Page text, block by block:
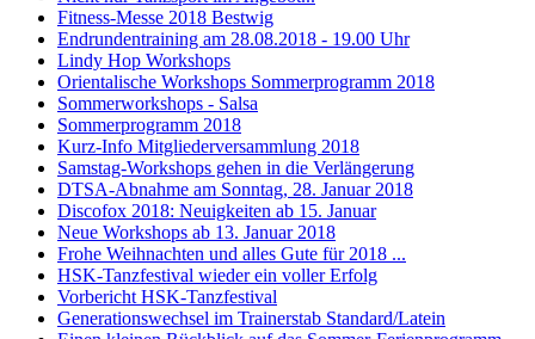
Fitness-Messe 2018 Bestwig
Endrundentraining am 28.08.2018 - 19.00 Uhr
Lindy Hop Workshops
Orientalische Workshops Sommerprogramm 2018
Sommerworkshops - Salsa
Sommerprogramm 2018
Kurz-Info Mitgliederversammlung 2018
Samstag-Workshops gehen in die Verlängerung
DTSA-Abnahme am Sonntag, 28. Januar 2018
Discofox 2018: Neuigkeiten ab 15. Januar
Neue Workshops ab 13. Januar 2018
Frohe Weihnachten und alles Gute für 2018 ...
HSK-Tanzfestival wieder ein voller Erfolg
Vorbericht HSK-Tanzfestival
Generationswechsel im Trainerstab Standard/Latein